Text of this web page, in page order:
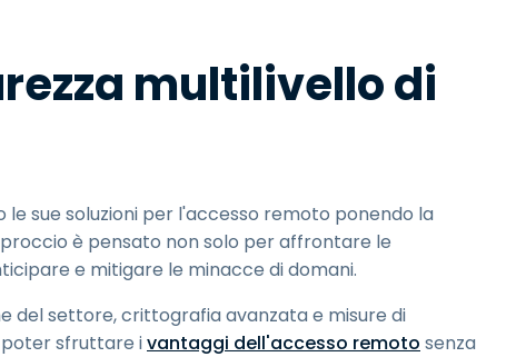
multilivello di
sue soluzioni per l'accesso remoto ponendo la
è pensato non solo per affrontare le
e mitigare le minacce di domani.
del settore, crittografia avanzata e misure di
sfruttare ivantaggi dell'accesso remoto senza